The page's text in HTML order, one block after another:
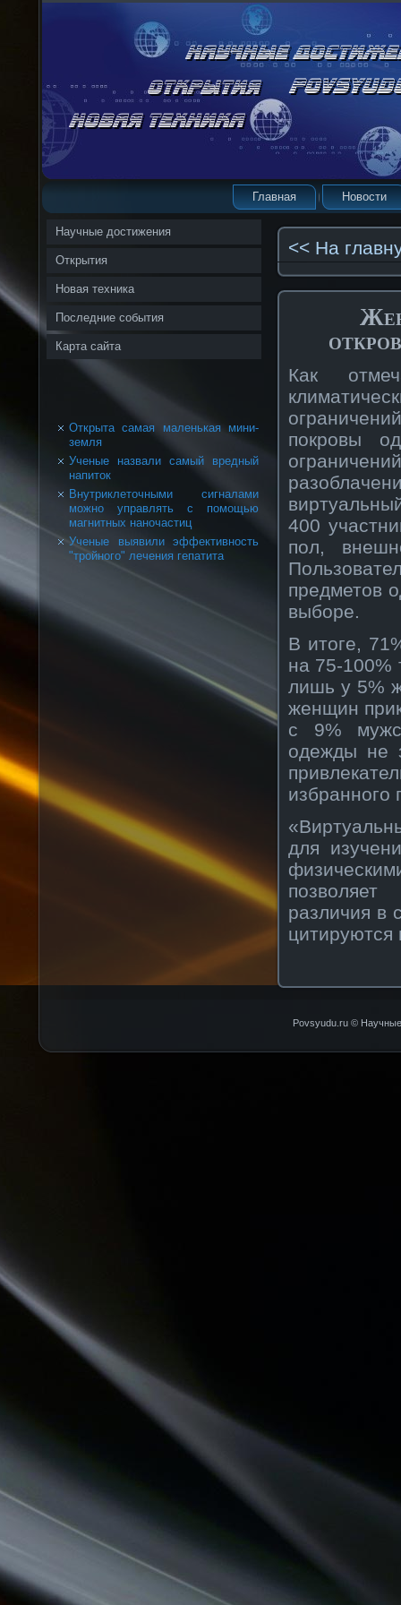
Главная Новости
Научные достижения
Открытия
Новая техника
Последние события
Карта сайта
Открыта самая маленькая мини-
земля
Ученые назвали самый вредный
напиток
Внутриклеточными сигналами
можно управлять с помощью
магнитных наночастиц
Ученые выявили эффективность
"тройного" лечения гепатита
<< На
Как
покровы
400
пол,
предметов
выборе.
В итоге,
на 75-100%
лишь у 5%
женщин
с 9%
одежды не
избранного
для
различия в
цитируются
Povsyudu.ru © Научные